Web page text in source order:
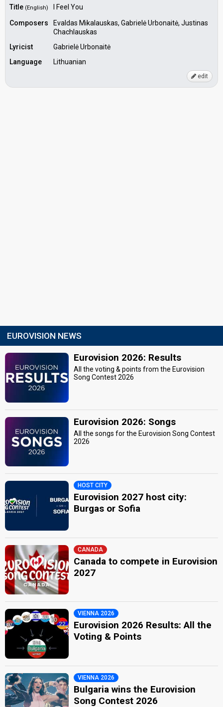
Title (English)
I Feel You
Composers
Evaldas Mikalauskas, Gabrielė Urbonaitė, Justinas
Chachlauskas
Lyricist
Gabrielė Urbonaitė
Language
Lithuanian
edit
EUROVISION NEWS
Eurovision 2026: Results
All the voting & points from the Eurovision
Song Contest 2026
Eurovision 2026: Songs
All the songs for the Eurovision Song Contest
2026
HOST CITY
Eurovision 2027 host city:
Burgas or Sofia
CANADA
Canada to compete in Eurovision
2027
VIENNA 2026
Eurovision 2026 Results: All the
Voting & Points
VIENNA 2026
Bulgaria wins the Eurovision
Song Contest 2026